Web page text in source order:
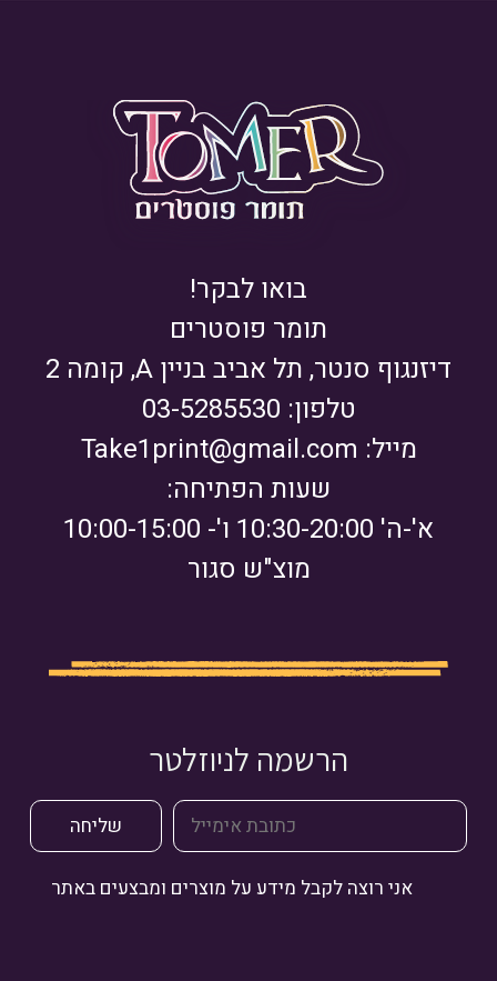
בואו לבקר!
תומר פוסטרים
דיזנגוף סנטר, תל אביב בניין A, קומה 2
טלפון: 03-5285530
מייל: Take1print@gmail.com
שעות הפתיחה:
א'-ה' 10:30-20:00 ו'- 10:00-15:00
מוצ"ש סגור
הרשמה לניוזלטר
אני רוצה לקבל מידע על מוצרים ומבצעים באתר